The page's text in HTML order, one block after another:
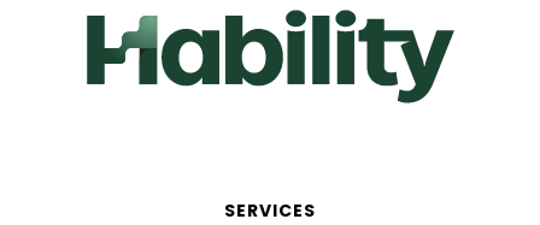
SERVICES